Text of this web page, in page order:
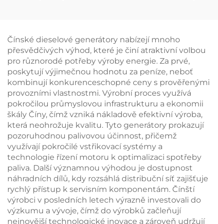
frekvenční svařovací
stroj
dieselový generátor
Čínské dieselové generátory nabízejí mnoho
přesvědčivých výhod, které je činí atraktivní volbou
pro různorodé potřeby výroby energie. Za prvé,
poskytují výjimečnou hodnotu za peníze, neboť
kombinují konkurenceschopné ceny s prověřenými
provozními vlastnostmi. Výrobní proces využívá
pokročilou průmyslovou infrastrukturu a ekonomii
škály Číny, čímž vzniká nákladově efektivní výroba,
která neohrožuje kvalitu. Tyto generátory prokazují
pozoruhodnou palivovou účinnost, přičemž
využívají pokročilé vstřikovací systémy a
technologie řízení motoru k optimalizaci spotřeby
paliva. Další významnou výhodou je dostupnost
náhradních dílů, kdy rozsáhlá distribuční síť zajišťuje
rychlý přístup k servisním komponentám. Čínští
výrobci v posledních letech výrazně investovali do
výzkumu a vývoje, čímž do výrobků začleňují
nejnovější technologické inovace a zároveň udržují